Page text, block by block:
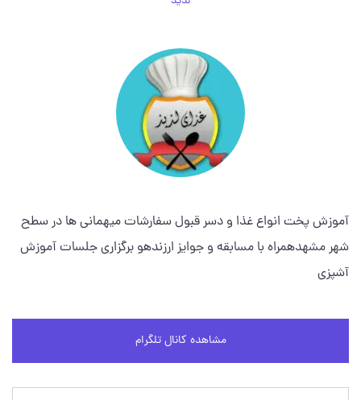
آموزش پخت انواع غذا و دسر قبول سفارشات میهمانی ها در سطح
شهر مشهدهمراه با مسابقه و جوایز ارزندهو برگزاری جلسات آموزش
آشپزی
مشاهده کانال تلگرام